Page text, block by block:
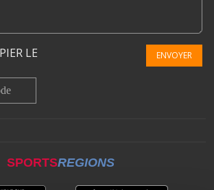
LE
ENVOYER
SPORTSREGIONS